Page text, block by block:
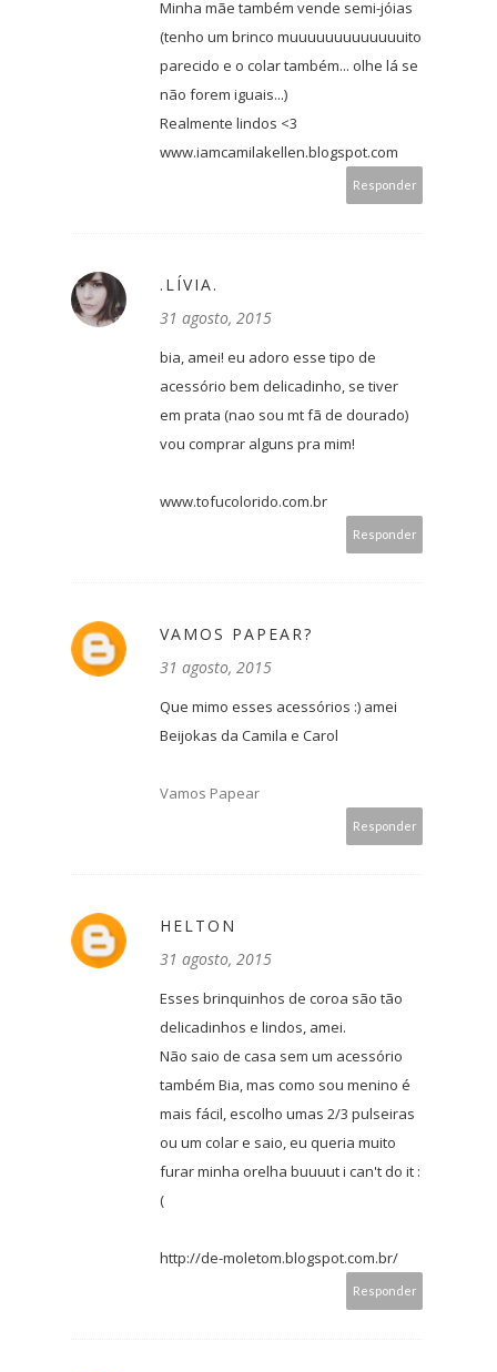
Minha mãe também vende semi-jóias
(tenho um brinco muuuuuuuuuuuuuito
parecido e o colar também... olhe lá se
não forem iguais...)
Realmente lindos <3
www.iamcamilakellen.blogspot.com
Responder
.LÍVIA.
31 agosto, 2015
bia, amei! eu adoro esse tipo de
acessório bem delicadinho, se tiver
em prata (nao sou mt fã de dourado)
vou comprar alguns pra mim!
www.tofucolorido.com.br
Responder
VAMOS PAPEAR?
31 agosto, 2015
Que mimo esses acessórios :) amei
Beijokas da Camila e Carol
Vamos Papear
Responder
HELTON
31 agosto, 2015
Esses brinquinhos de coroa são tão
delicadinhos e lindos, amei.
Não saio de casa sem um acessório
também Bia, mas como sou menino é
mais fácil, escolho umas 2/3 pulseiras
ou um colar e saio, eu queria muito
furar minha orelha buuuut i can't do it :
(
http://de-moletom.blogspot.com.br/
Responder